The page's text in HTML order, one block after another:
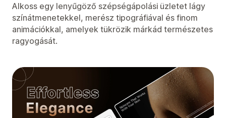
Alkoss egy lenyűgöző szépségápolási üzletet lágy
színátmenetekkel, merész tipográfiával és finom
animációkkal, amelyek tükrözik márkád természetes
ragyogását.